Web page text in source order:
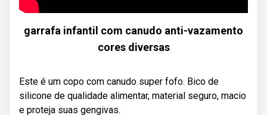
garrafa infantil com canudo anti-vazamento
cores diversas
Este é um copo com canudo super fofo. Bico de
silicone de qualidade alimentar, material seguro, macio
e proteja suas gengivas.